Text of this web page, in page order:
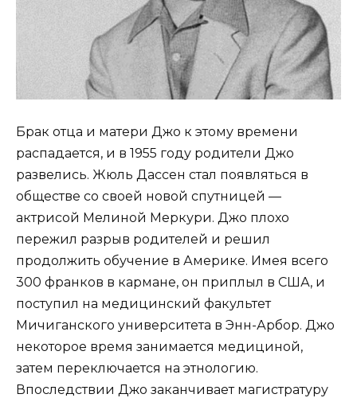
Брак отца и матери Джо к этому времени
распадается, и в 1955 году родители Джо
развелись. Жюль Дассен стал появляться в
обществе со своей новой спутницей —
актрисой Мелиной Меркури. Джо плохо
пережил разрыв родителей и решил
продолжить обучение в Америке. Имея всего
300 франков в кармане, он приплыл в США, и
поступил на медицинский факультет
Мичиганского университета в Энн-Арбор. Джо
некоторое время занимается медициной,
затем переключается на этнологию.
Впоследствии Джо заканчивает магистратуру